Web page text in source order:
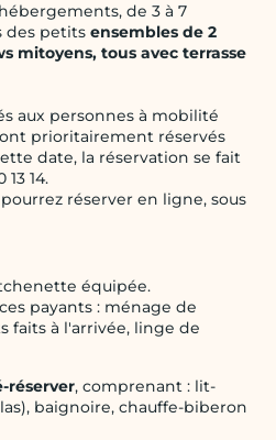
de 3 à 7
des petits ensembles de 2
mitoyens, tous avec terrasse
aux personnes à mobilité
prioritairement réservés
date, la réservation se fait
14.
réserver en ligne, sous
équipée.
payants : ménage de
faits à l'arrivée, linge de
réserver, comprenant : lit-
baignoire, chauffe-biberon